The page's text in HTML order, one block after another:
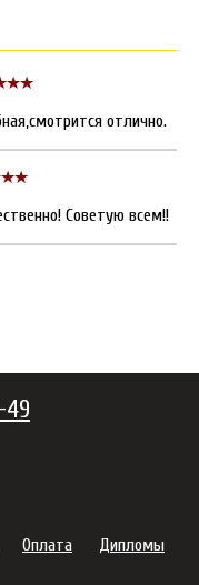
отлично.
Советую всем!!
49
Оплата
Дипломы